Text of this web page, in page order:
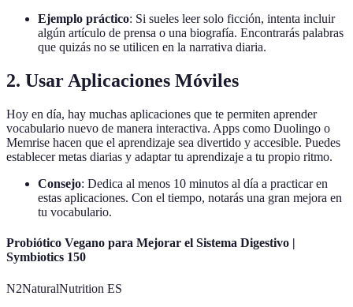
Ejemplo práctico: Si sueles leer solo ficción, intenta incluir
algún artículo de prensa o una biografía. Encontrarás palabras
que quizás no se utilicen en la narrativa diaria.
2. Usar Aplicaciones Móviles
Hoy en día, hay muchas aplicaciones que te permiten aprender
vocabulario nuevo de manera interactiva. Apps como Duolingo o
Memrise hacen que el aprendizaje sea divertido y accesible. Puedes
establecer metas diarias y adaptar tu aprendizaje a tu propio ritmo.
Consejo: Dedica al menos 10 minutos al día a practicar en
estas aplicaciones. Con el tiempo, notarás una gran mejora en
tu vocabulario.
Probiótico Vegano para Mejorar el Sistema Digestivo |
Symbiotics 150
N2NaturalNutrition ES